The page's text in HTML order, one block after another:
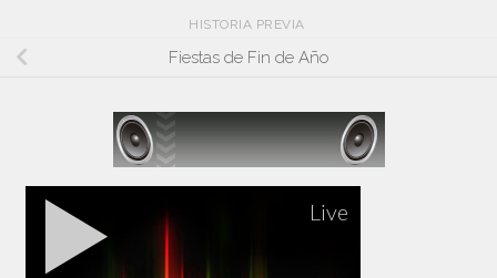
HISTORIA PREVIA
Fiestas de Fin de Año